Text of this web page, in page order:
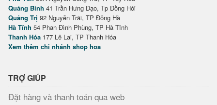
Quảng Bình 41 Trần Hưng Đạo, Tp Đồng Hới
Quảng Trị 92 Nguyễn Trãi, TP Đông Hà
Hà Tĩnh 54 Phan Đình Phùng, TP Hà Tĩnh
Thanh Hóa 177 Lê Lai, TP Thanh Hóa
Xem thêm chi nhánh shop hoa
TRỢ GIÚP
Đặt hàng và thanh toán qua web